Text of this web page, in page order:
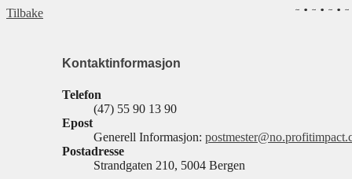
Tilbake
Kontaktinformasjon
Telefon
(47) 55 90 13 90
Epost
Generell Informasjon:
Postadresse
Strandgaten 210, 5004 Bergen